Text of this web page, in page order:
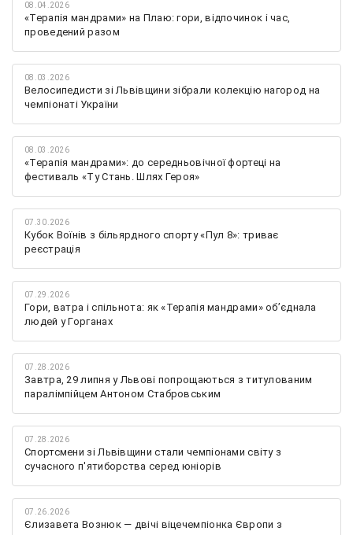
08.04.2026
«Терапія мандрами» на Плаю: гори, відпочинок і час,
проведений разом
08.03.2026
Велосипедисти зі Львівщини зібрали колекцію нагород на
чемпіонаті України
08.03.2026
«Терапія мандрами»: до середньовічної фортеці на
фестиваль «Ту Стань. Шлях Героя»
07.30.2026
Кубок Воїнів з більярдного спорту «Пул 8»: триває
реєстрація
07.29.2026
Гори, ватра і спільнота: як «Терапія мандрами» об’єднала
людей у Горганах
07.28.2026
Завтра, 29 липня у Львові попрощаються з титулованим
паралімпійцем Антоном Стабровським
07.28.2026
Спортсмени зі Львівщини стали чемпіонами світу з
сучасного п'ятиборства серед юніорів
07.26.2026
Єлизавета Вознюк — двічі віцечемпіонка Європи з